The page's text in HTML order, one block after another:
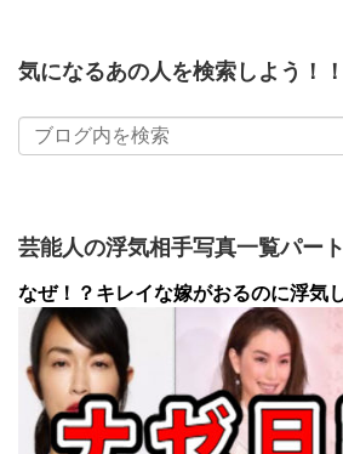
気になるあの人を検索しよう！！
芸能人の浮気相手写真一覧パー
なぜ！？キレイな嫁がおるのに浮気